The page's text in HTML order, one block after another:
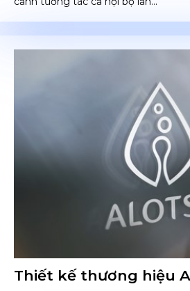
Thiết kế thương hiệu